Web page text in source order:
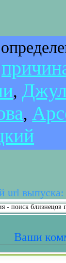
,
,
url выпуска:
- поиск
Ваши